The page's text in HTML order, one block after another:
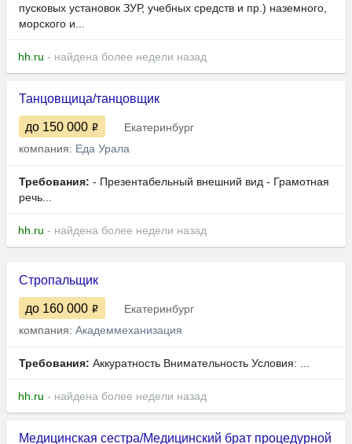
пусковых установок ЗУР, учебных средств и пр.) наземного,
морского и...
hh.ru - найдена более недели назад
Танцовщица/танцовщик
до 150 000
Екатеринбург
компания: Еда Урала
Требования: - Презентабельный внешний вид - Грамотная
речь...
hh.ru - найдена более недели назад
Стропальщик
до 160 000
Екатеринбург
компания: Академмеханизация
Требования: Аккуратность Внимательность Условия: ...
hh.ru - найдена более недели назад
Медицинская сестра/Медицинский брат процедурной